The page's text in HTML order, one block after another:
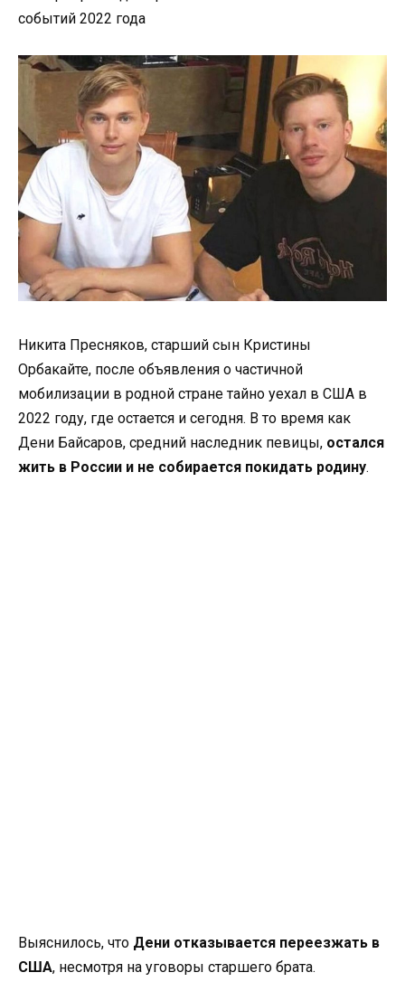
событий 2022 года
Никита Пресняков, старший сын Кристины
Орбакайте, после объявления о частичной
мобилизации в родной стране тайно уехал в США в
2022 году, где остается и сегодня. В то время как
Дени Байсаров, средний наследник певицы, остался
жить в России и не собирается покидать родину.
Выяснилось, что Дени отказывается переезжать в
США, несмотря на уговоры старшего брата.